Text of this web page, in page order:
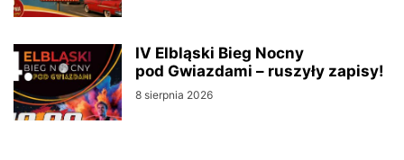
IV Elbląski Bieg Nocny
pod Gwiazdami – ruszyły zapisy!
8 sierpnia 2026